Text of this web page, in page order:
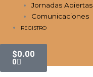
Jornadas Abiertas
Comunicaciones
REGISTRO
$0.00
0
Carrito